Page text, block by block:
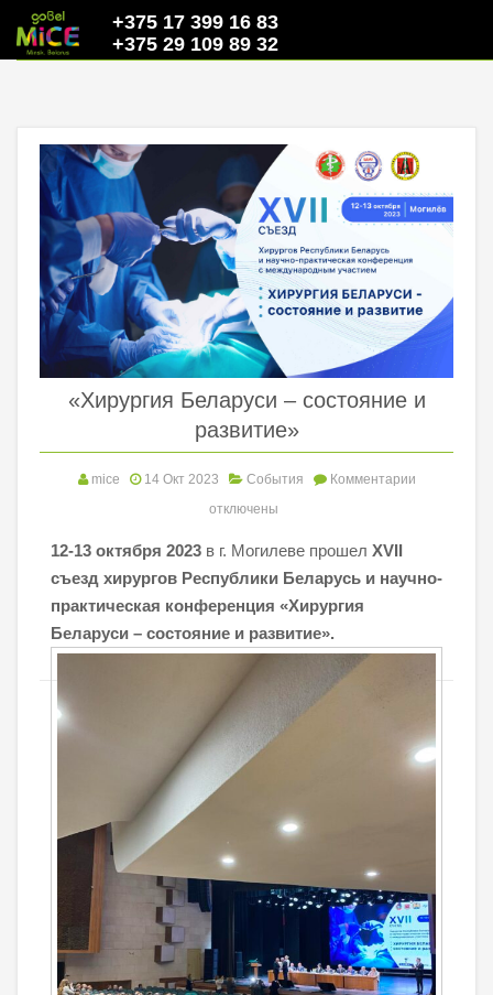
+375 17 399 16 83
+375 29 109 89 32
«Хирургия Беларуси – состояние и
развитие»
mice 14 Окт 2023 События
Комментарии
отключены
12-13 октября 2023 в г. Могилеве прошел ХVII
съезд хирургов Республики Беларусь и научно-
практическая конференция «Хирургия
Беларуси – состояние и развитие».